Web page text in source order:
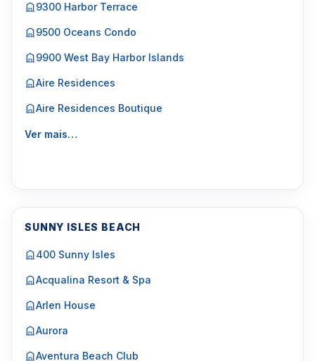
9300 Harbor Terrace
9500 Oceans Condo
9900 West Bay Harbor Islands
Aire Residences
Aire Residences Boutique
Ver mais…
SUNNY ISLES BEACH
400 Sunny Isles
Acqualina Resort & Spa
Arlen House
Aurora
Aventura Beach Club